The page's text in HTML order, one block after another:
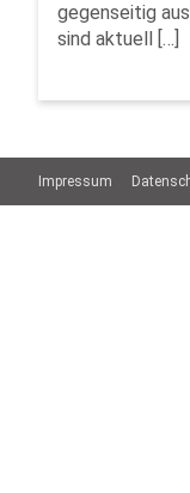
gegenseitig
sind aktuell […]
Impressum